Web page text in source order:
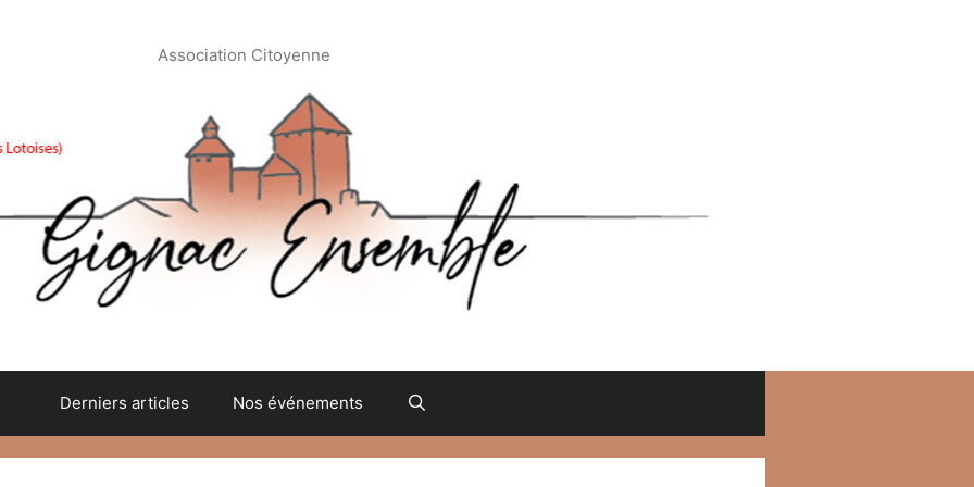
Association Citoyenne
Derniers articles Nos événements